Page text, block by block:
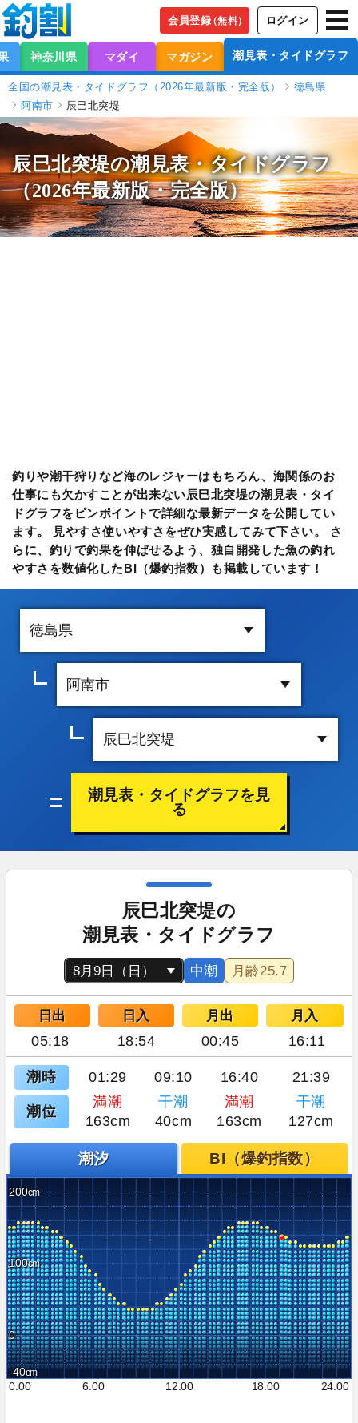
会員登録（無料） ログイン
神奈川県 マダイ マガジン 潮見表・タイドグラフ
全国の潮見表・タイドグラフ（2026年最新版・完全版）
徳島県
阿南市
辰巳北突堤
辰巳北突堤の潮見表・タイドグラフ
（2026年最新版・完全版）
釣りや潮干狩りなど海のレジャーはもちろん、海関係のお
仕事にも欠かすことが出来ない辰巳北突堤の潮見表・タイ
ドグラフをピンポイントで詳細な最新データを公開してい
ます。 見やすさ使いやすさをぜひ実感してみて下さい。 さ
らに、釣りで釣果を伸ばせるよう、独自開発した魚の釣れ
やすさを数値化したBI（爆釣指数）も掲載しています！
潮見表・タイドグラフを見
る
辰巳北突堤の
潮見表・タイドグラフ
中潮 月齢25.7
日出 日入 月出 月入
05:18 18:54 00:45 16:11
潮時 01:29 09:10 16:40 21:39
潮位
満潮 干潮 満潮
干潮
163cm
40cm 163cm 127cm
潮汐 BI（爆釣指数）
200
100
0
-40
0:00
6:00 12:00 18:00 24:00